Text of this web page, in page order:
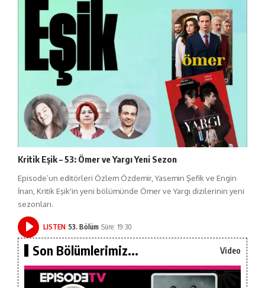
Kritik Eşik – 53: Ömer ve Yargı Yeni Sezon
Episode’un editörleri Özlem Özdemir, Yasemin Şefik ve Engin
İnan, Kritik Eşik'in yeni bölümünde Ömer ve Yargı dizilerinin yeni
sezonları.
LISTEN 53. Bölüm Süre: 19:30
Son Bölümlerimiz... Video